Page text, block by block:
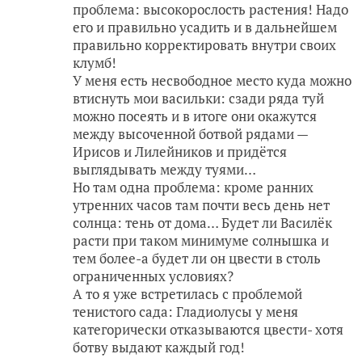
проблема: высокорослость растения! Надо
его и правильно усадить и в дальнейшем
правильно корректировать внутри своих
клумб!
У меня есть несвободное место куда можно
втиснуть мои васильки: сзади ряда туй
можно посеять и в итоге они окажутся
между высоченной ботвой рядами —
Ирисов и Лилейников и придётся
выглядывать между туями…
Но там одна проблема: кроме ранних
утренних часов там почти весь день нет
солнца: тень от дома… Будет ли Василёк
расти при таком минимуме солнышка и
тем более-а будет ли он цвести в столь
ограниченных условиях?
А то я уже встретилась с проблемой
тенистого сада: Гладиолусы у меня
категорически отказываются цвести- хотя
ботву выдают каждый год!